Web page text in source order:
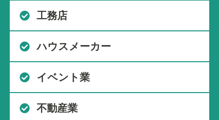
工務店
ハウスメーカー
イベント業
不動産業